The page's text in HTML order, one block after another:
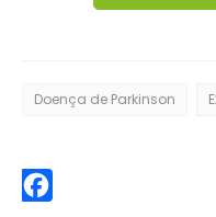
Doença de Parkinson